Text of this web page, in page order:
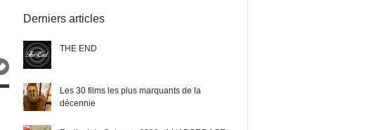
Derniers articles
THE END
Les 30 films les plus marquants de la
décennie